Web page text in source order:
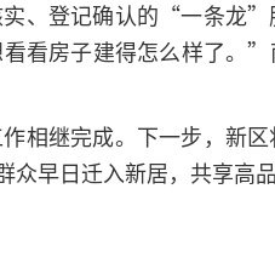
、登记确认的“一条龙”
看房子建得怎么样了。
相继完成。下一步，新
早日迁入新居，共享高品